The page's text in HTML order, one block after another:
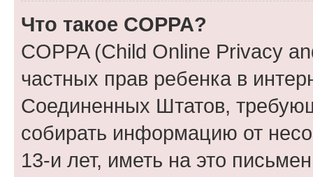
Что такое COPPA?
COPPA (Child Online Privacy
частных прав ребенка в
Соединенных Штатов,
собирать информацию от
13-и лет, иметь на это